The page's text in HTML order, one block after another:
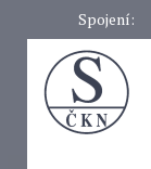
Spojení: